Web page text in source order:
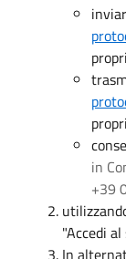
in
+39
"Accedi
In